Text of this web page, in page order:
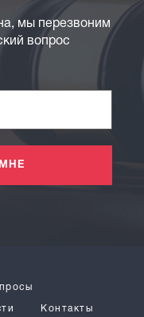
мы перезвоним
вопрос
Контакты